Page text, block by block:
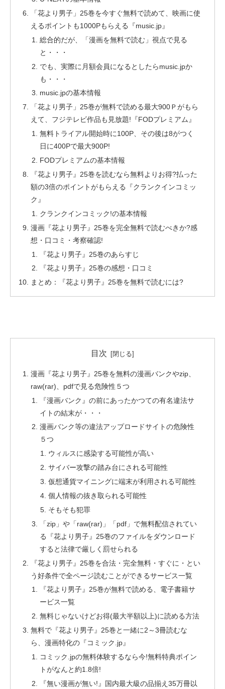
「花より男子」25巻を今すぐ無料で読めて、映画に使
えるポイントも1000Pもらえる『music.jp』
総合的だが、「漫画を無料で読む」視点で見る
と・・・
でも、実際に月額会員になるとしたらmusic.jpか
も・・・
music.jpの基本情報
「花より男子」25巻が無料で読める最大900Ｐがもら
えて、フジテレビ作品も見放題!『FODプレミアム』
無料トライアル開始時に100P、その後は8がつく
日に400Pで最大900P!
FODプレミアムの基本情報
『花より男子』25巻を読むなら無料よりお得?払った
額の3倍のポイントがもらえる『クランクインコミッ
ク』
クランクインコミック!の基本情報
漫画『花より男子』25巻を完全無料で読むべきか?感
想・口コミ・考察確認!
『花より男子』25巻のあらすじ
『花より男子』25巻の感想・口コミ
まとめ：『花より男子』25巻を無料で読むには?
目次
漫画『花より男子』25巻を無料の漫画バンクやzip、
raw(rar)、pdfで見る危険性５つ
『漫画バンク』の前にあったかつての有名違法サ
イトの結末が・・・
漫画バンク等の違法アップロードサイトの危険性
５つ
ウィルスに感染する可能性が高い
サイバー攻撃の踏み台にされる可能性
仮想通貨マイニングに端末が利用される可能性
個人情報の抜き取られる可能性
そもそも犯罪
「zip」や「raw(rar)」「pdf」で無料配信されてい
る『花より男子』25巻のファイルをダウンロード
すると法律で厳しく罰せられる
『花より男子』25巻を合法・完全無料・すぐに・とい
う好条件で全ページ読むことができるサービス一覧
『花より男子』25巻が無料で読める、電子書籍サ
ービス一覧
無料じゃないけどお得(最大半額以上)に読める方法
無料で『花より男子』25巻と一緒に2～3冊読むな
ら、漫画特化の『コミック.jp』
コミック.jpの無料体験するなら今!無料特典ポイン
トがなんと約1.8倍!
『無い漫画が無い!』国内最大級の品揃え35万冊以